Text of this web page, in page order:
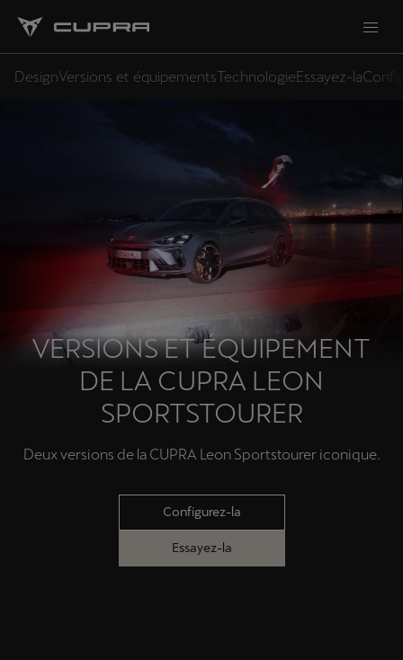
DesignVersions et équipementsTechnologieEssayez-la
VERSIONS ET ÉQUIPEMENT
DE LA CUPRA LEON
SPORTSTOURER
Deux versions de la CUPRA Leon Sportstourer iconique.
Essayez-la
Configurez-la